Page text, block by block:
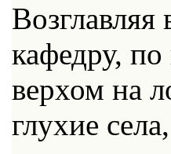
кафедру,
верхом на
глухие